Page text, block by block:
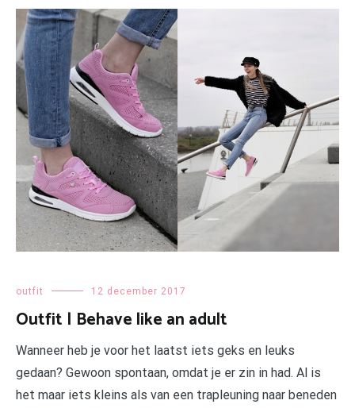
outfit 12 december 2017
Outfit | Behave like an adult
Wanneer heb je voor het laatst iets geks en leuks
gedaan? Gewoon spontaan, omdat je er zin in had. Al is
het maar iets kleins als van een trapleuning naar beneden